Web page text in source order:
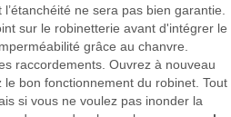
ne sera pas bien garantie.
sur le robinetterie avant d'intégrer le
grâce au chanvre.
raccordements. Ouvrez à nouveau
le bon fonctionnement du robinet. Tout
si vous ne voulez pas inonder la